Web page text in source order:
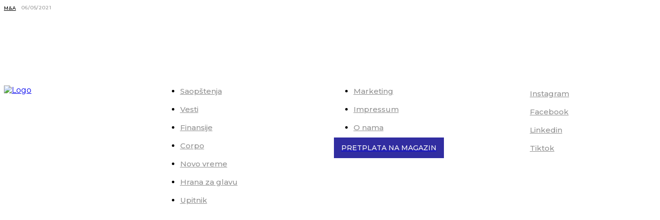
M&A 06/05/2021
Saopštenja
Vesti
Finansije
Corpo
Novo vreme
Hrana za glavu
Upitnik
Marketing
Impressum
O nama
PRETPLATA NA MAGAZIN
Instagram
Facebook
Linkedin
Tiktok